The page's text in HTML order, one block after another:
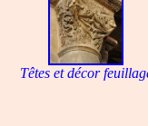
Têtes et décor